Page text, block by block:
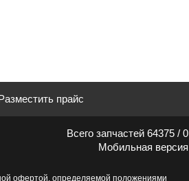
прайс
Всего запчастей 64375 / 0
Мобильная версия
офертой, определяемой положениями